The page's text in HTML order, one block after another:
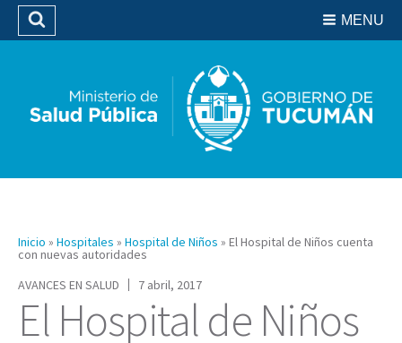
Biblioteca
MENU
Buscar
Inicio » Hospitales » Hospital de Niños » El Hospital de Niños cuenta
con nuevas autoridades
AVANCES EN SALUD
7 abril, 2017
El Hospital de Niños